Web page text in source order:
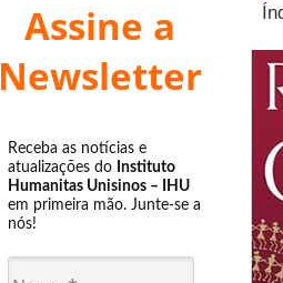
Assine a
Newsletter
Receba as notícias e
atualizações do Instituto
Humanitas Unisinos – IHU
em primeira mão. Junte-se a
nós!